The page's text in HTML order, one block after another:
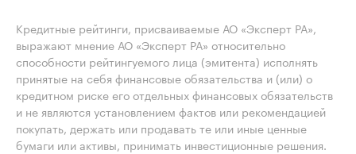
Кредитные рейтинги, присваиваемые АО «Эксперт РА»,
выражают мнение АО «Эксперт РА» относительно
способности рейтингуемого лица (эмитента) исполнять
принятые на себя финансовые обязательства и (или) о
кредитном риске его отдельных финансовых обязательств
и не являются установлением фактов или рекомендацией
покупать, держать или продавать те или иные ценные
бумаги или активы, принимать инвестиционные решения.